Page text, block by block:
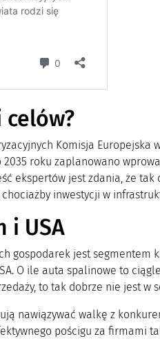
Komisja Europejska
roku zaplanowano
ekspertów jest zdania, że
inwestycji w
i USA
gospodarek jest segmentem
O ile auta spalinowe to
to tak dobrze nie jest w
nawiązywać walkę z
pościgu za firmami